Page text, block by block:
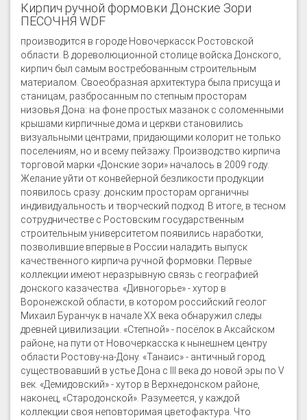
Кирпич ручной формовки Донские Зори
ПЕСОЧНЯ WDF
производится в городе Новочеркасск Ростовской
области. В дореволюционной столице войска Донского,
кирпич был самым востребованным строительным
материалом. Своеобразная архитектура была присуща и
станицам, разбросанным по степным просторам
низовья Дона: на фоне простых мазанок с соломенными
крышами кирпичные дома и церкви становились
визуальными центрами, придающими колорит не только
поселениям, но и всему пейзажу. Производство кирпича
торговой марки «Донские зори» началось в 2009 году.
Желание уйти от конвейерной безликости продукции
появилось сразу: донским просторам органичны
индивидуальность и творческий подход. В итоге, в тесном
сотрудничестве с Ростовским государственным
строительным университетом появились наработки,
позволившие впервые в России наладить выпуск
качественного кирпича ручной формовки. Первые
коллекции имеют неразрывную связь с географией
донского казачества. «Дивногорье» - хутор в
Воронежской области, в котором российский геолог
Михаил Буранчук в начале ХХ века обнаружил следы
древней цивилизации. «Степной» - посёлок в Аксайском
районе, на пути от Новочеркасска к нынешнем центру
области Ростову-на-Дону. «Танаис» - античный город,
существовавший в устье Дона с III века до новой эры по V
век. «Демидовский» - хутор в Верхнедонском районе,
наконец, «Стародонской». Разумеется, у каждой
коллекции своя неповторимая цветофактура. Что